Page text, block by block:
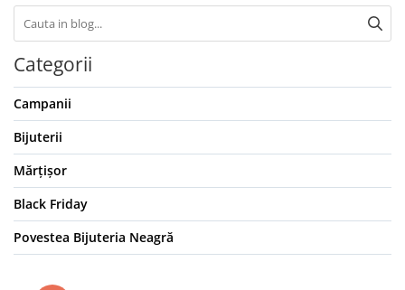
Categorii
Campanii
Bijuterii
Mărțișor
Black Friday
Povestea Bijuteria Neagră